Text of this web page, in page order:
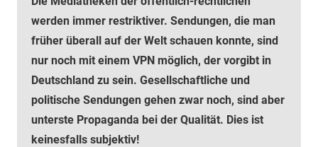
werden immer restriktiver. Sendungen, die man
früher überall auf der Welt schauen konnte, sind
nur noch mit einem VPN möglich, der vorgibt in
Deutschland zu sein. Gesellschaftliche und
politische Sendungen gehen zwar noch, sind aber
unterste Propaganda bei der Qualität. Dies ist
keinesfalls subjektiv!